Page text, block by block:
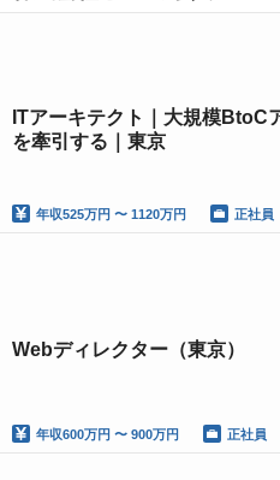
ITアーキテクト｜大規模BtoC
を牽引する｜東京
年収525万円 〜 1120万円 正社員
Webディレクター（東京）
年収600万円 〜 900万円 正社員